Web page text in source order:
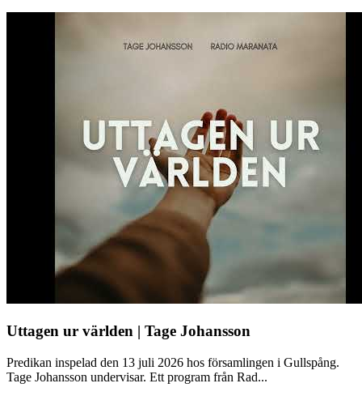
Uttagen ur världen | Tage Johansson
Predikan inspelad den 13 juli 2026 hos församlingen i Gullspång.
Tage Johansson undervisar. Ett program från Rad...